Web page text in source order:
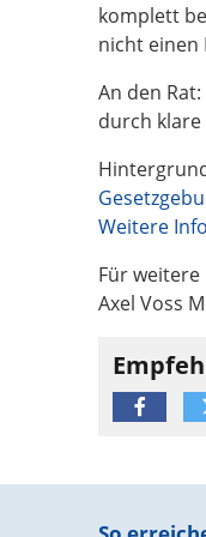
komplett
nicht einen
An den
durch klare
Weitere
Für
Axel Voss